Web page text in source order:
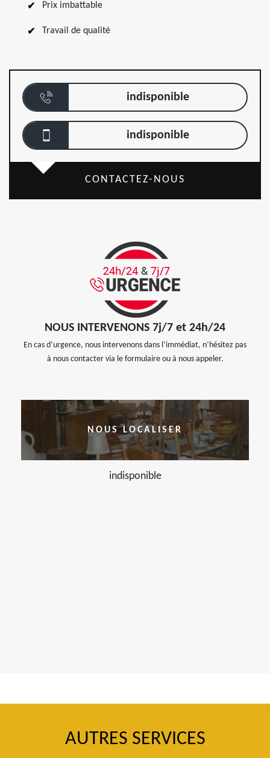
Prix imbattable
Travail de qualité
indisponible
indisponible
CONTACTEZ-NOUS
NOUS INTERVENONS 7j/7 et 24h/24
En cas d’urgence, nous intervenons dans l’immédiat, n’hésitez pas
à nous contacter via le formulaire ou à nous appeler.
NOUS LOCALISER
indisponible
AUTRES SERVICES